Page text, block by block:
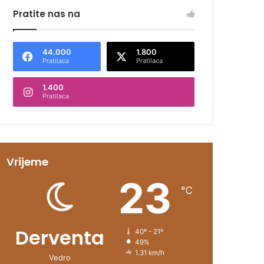
Pratite nas na
44.000
Pratilaca
1.800
Pratilaca
1.400
Pratilaca
Vrijeme
Derventa
Vedro
23 ℃
40º - 21º
49%
1.31 km/h